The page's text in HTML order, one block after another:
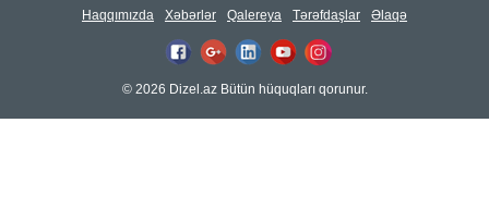
Haqqımızda Xəbərlər Qalereya Tərəfdaşlar Əlaqə
© 2026 Dizel.az Bütün hüquqları qorunur.